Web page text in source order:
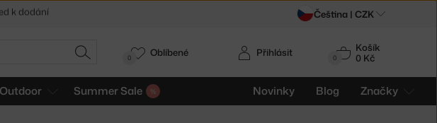
HLEDAT 0
Košík
0 Kč
Outdoor Summer Sale Novinky Blog Značky
Přihlásit
0 Oblíbené
Čeština | CZK